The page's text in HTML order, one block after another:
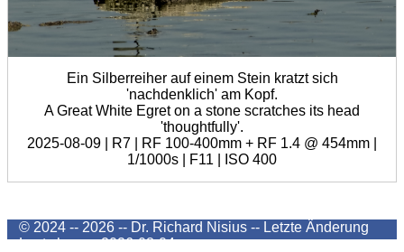
Ein Silberreiher auf einem Stein kratzt sich
'nachdenklich' am Kopf.
A Great White Egret on a stone scratches its head
'thoughtfully'.
2025-08-09 | R7 | RF 100-400mm + RF 1.4 @ 454mm |
1/1000s | F11 | ISO 400
© 2024 -- 2026 -- Dr. Richard Nisius -- Letzte Änderung
Last change2026-08-04